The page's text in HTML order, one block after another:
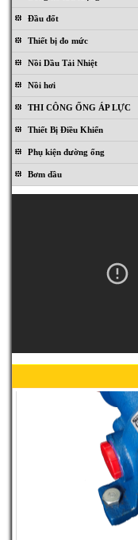
Đầu đốt
Thiết bị đo mức
Nồi Dầu Tải Nhiệt
Nồi hơi
THI CÔNG ỐNG ÁP LỰC
Thiết Bị Điều Khiển
Phụ kiện đường ống
Bơm dầu